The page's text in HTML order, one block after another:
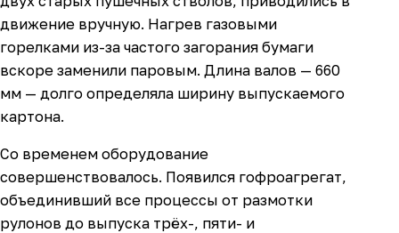
движение вручную. Нагрев газовыми
горелками из-за частого загорания бумаги
вскоре заменили паровым. Длина валов — 660
мм — долго определяла ширину выпускаемого
картона.
Со временем оборудование
совершенствовалось. Появился гофроагрегат,
объединивший все процессы от размотки
рулонов до выпуска трёх-, пяти- и